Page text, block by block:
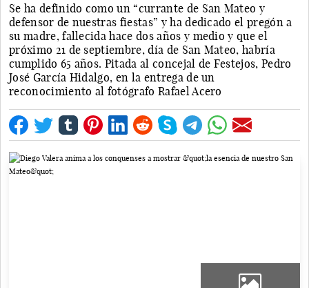
Se ha definido como un “currante de San Mateo y
defensor de nuestras fiestas” y ha dedicado el pregón a
su madre, fallecida hace dos años y medio y que el
próximo 21 de septiembre, día de San Mateo, habría
cumplido 65 años. Pitada al concejal de Festejos, Pedro
José García Hidalgo, en la entrega de un
reconocimiento al fotógrafo Rafael Acero